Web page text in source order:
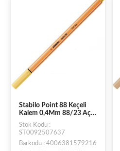
Stabilo Point 88 Keçeli
Kalem 0,4Mm 88/23 Açık
Sarı
Stok Kodu :
ST0092507637
Barkodu : 4006381579216